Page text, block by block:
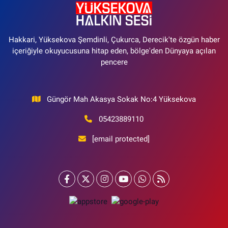
Hakkari, Yüksekova Şemdinli, Çukurca, Derecik'te özgün haber
içeriğiyle okuyucusuna hitap eden, bölge'den Dünyaya açılan
pencere
Güngör Mah Akasya Sokak No:4 Yüksekova
05423889110
[email protected]